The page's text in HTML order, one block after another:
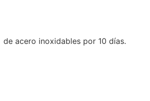
acero inoxidables por 10 días.